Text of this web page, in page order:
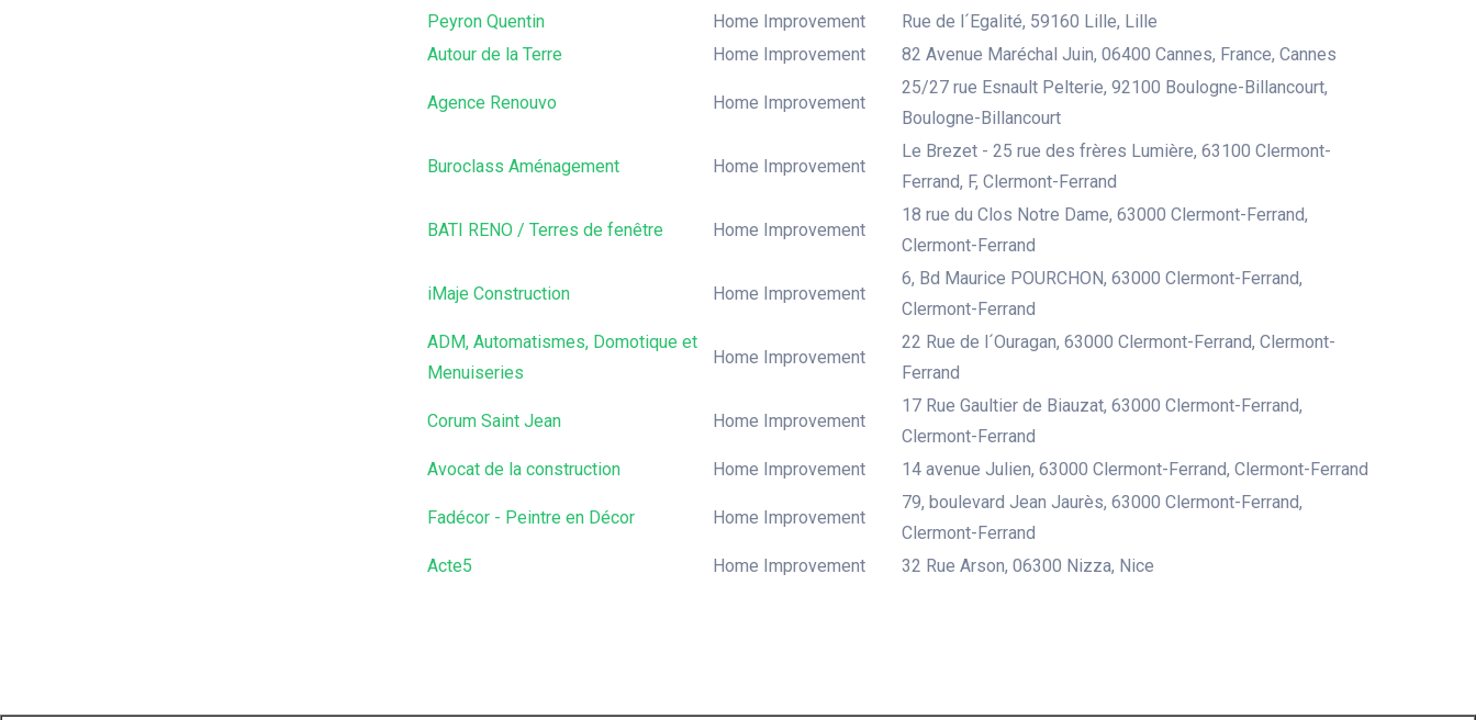
Peyron Quentin
Home Improvement
Rue de l´Egalité, 59160 Lille, Lille
Autour de la Terre
Home Improvement 82 Avenue Maréchal Juin, 06400 Cannes, France, Cannes
Agence Renouvo Home Improvement
25/27 rue Esnault Pelterie, 92100 Boulogne-Billancourt,
Boulogne-Billancourt
Buroclass Aménagement Home Improvement
Le Brezet - 25 rue des frères Lumière, 63100 Clermont-
Ferrand, F, Clermont-Ferrand
BATI RENO / Terres de fenêtre Home Improvement
18 rue du Clos Notre Dame, 63000 Clermont-Ferrand,
Clermont-Ferrand
iMaje Construction Home Improvement
6, Bd Maurice POURCHON, 63000 Clermont-Ferrand,
Clermont-Ferrand
ADM, Automatismes, Domotique et
Menuiseries
Home Improvement
22 Rue de l´Ouragan, 63000 Clermont-Ferrand, Clermont-
Ferrand
Corum Saint Jean Home Improvement
17 Rue Gaultier de Biauzat, 63000 Clermont-Ferrand,
Clermont-Ferrand
Avocat de la construction
Home Improvement 14 avenue Julien, 63000 Clermont-Ferrand, Clermont-Ferrand
Fadécor - Peintre en Décor Home Improvement
79, boulevard Jean Jaurès, 63000 Clermont-Ferrand,
Clermont-Ferrand
Acte5
Home Improvement 32 Rue Arson, 06300 Nizza, Nice